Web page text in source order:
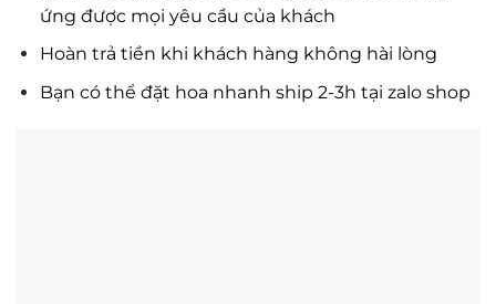
ứng được mọi yêu cầu của khách
Hoàn trả tiền khi khách hàng không hài lòng
Bạn có thể đặt hoa nhanh ship 2-3h tại zalo shop